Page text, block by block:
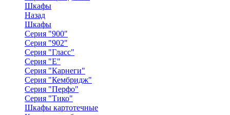
Шкафы
Назад
Шкафы
Серия "900"
Серия "902"
Серия "Гласс"
Серия "Е"
Серия "Карнеги"
Серия "Кембридж"
Серия "Перфо"
Серия "Тико"
Шкафы картотечные